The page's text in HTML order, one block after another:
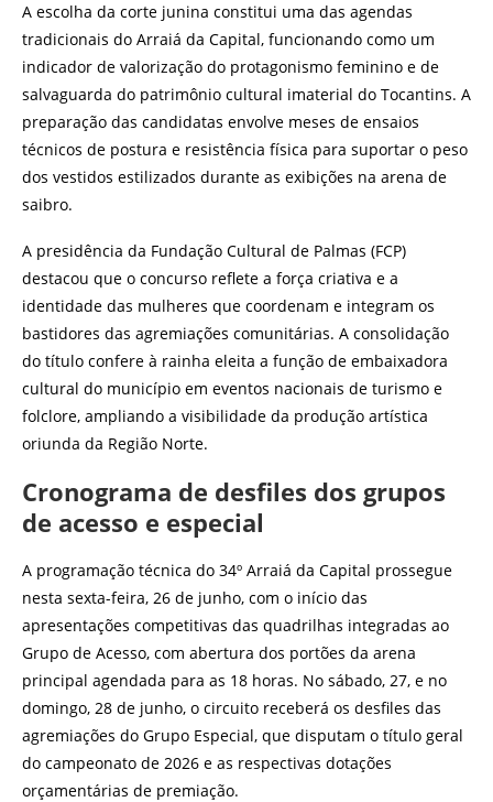
A escolha da corte junina constitui uma das agendas
tradicionais do Arraiá da Capital, funcionando como um
indicador de valorização do protagonismo feminino e de
salvaguarda do patrimônio cultural imaterial do Tocantins. A
preparação das candidatas envolve meses de ensaios
técnicos de postura e resistência física para suportar o peso
dos vestidos estilizados durante as exibições na arena de
saibro.
A presidência da Fundação Cultural de Palmas (FCP)
destacou que o concurso reflete a força criativa e a
identidade das mulheres que coordenam e integram os
bastidores das agremiações comunitárias. A consolidação
do título confere à rainha eleita a função de embaixadora
cultural do município em eventos nacionais de turismo e
folclore, ampliando a visibilidade da produção artística
oriunda da Região Norte.
Cronograma de desfiles dos grupos
de acesso e especial
A programação técnica do 34º Arraiá da Capital prossegue
nesta sexta-feira, 26 de junho, com o início das
apresentações competitivas das quadrilhas integradas ao
Grupo de Acesso, com abertura dos portões da arena
principal agendada para as 18 horas. No sábado, 27, e no
domingo, 28 de junho, o circuito receberá os desfiles das
agremiações do Grupo Especial, que disputam o título geral
do campeonato de 2026 e as respectivas dotações
orçamentárias de premiação.